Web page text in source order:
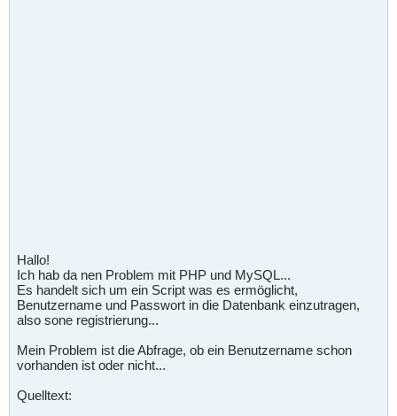
Hallo!
Ich hab da nen Problem mit PHP und MySQL...
Es handelt sich um ein Script was es ermöglicht,
Benutzername und Passwort in die Datenbank einzutragen,
also sone registrierung...
Mein Problem ist die Abfrage, ob ein Benutzername schon
vorhanden ist oder nicht...
Quelltext: